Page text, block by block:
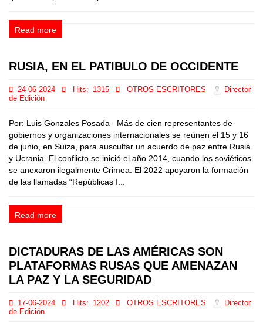
Read more
RUSIA, EN EL PATIBULO DE OCCIDENTE
24-06-2024 Hits: 1315 OTROS ESCRITORES
Director
de Edición
Por: Luis Gonzales Posada Más de cien representantes de
gobiernos y organizaciones internacionales se reúnen el 15 y 16
de junio, en Suiza, para auscultar un acuerdo de paz entre Rusia
y Ucrania. El conflicto se inició el año 2014, cuando los soviéticos
se anexaron ilegalmente Crimea. El 2022 apoyaron la formación
de las llamadas “Repúblicas I...
Read more
DICTADURAS DE LAS AMÉRICAS SON
PLATAFORMAS RUSAS QUE AMENAZAN
LA PAZ Y LA SEGURIDAD
17-06-2024 Hits: 1202 OTROS ESCRITORES
Director
de Edición